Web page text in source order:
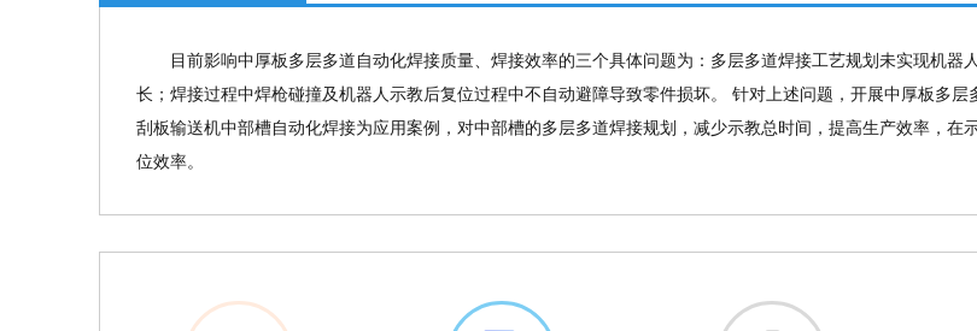
目前影响中厚板多层多道自动化焊接质量、焊接效率的三个具体问题为：多层多道焊接工艺规划未实现机
长；焊接过程中焊枪碰撞及机器人示教后复位过程中不自动避障导致零件损坏。 针对上述问题，开展中厚板多
刮板输送机中部槽自动化焊接为应用案例，对中部槽的多层多道焊接规划，减少示教总时间，提高生产效率，
位效率。